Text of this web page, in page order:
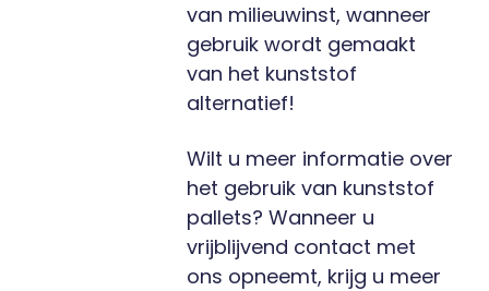
van milieuwinst, wanneer
gebruik wordt gemaakt
van het kunststof
alternatief!
Wilt u meer informatie over
het gebruik van kunststof
pallets? Wanneer u
vrijblijvend contact met
ons opneemt, krijg u meer